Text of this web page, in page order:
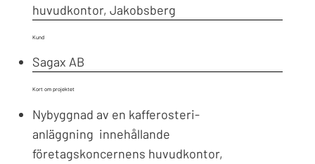
huvudkontor, Jakobsberg
Kund
Sagax AB
Kort om projektet
Nybyggnad av en kafferosteri-
anläggning innehållande
företagskoncernens huvudkontor,